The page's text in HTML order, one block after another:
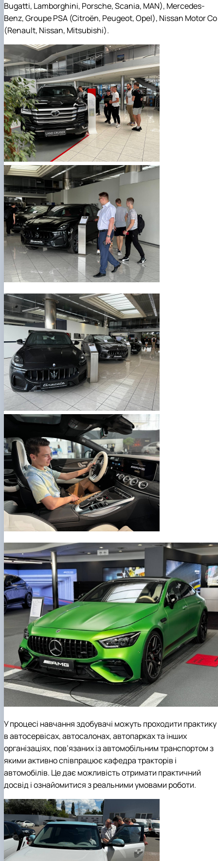
Bugatti, Lamborghini, Porsche, Scania, MAN), Mercedes-
Benz, Groupe PSA (Citroën, Peugeot, Opel), Nissan Motor Co
(Renault, Nissan, Mitsubishi).
У процесі навчання здобувачі можуть проходити практику
в автосервісах, автосалонах, автопарках та інших
організаціях, пов’язаних із автомобільним транспортом з
якими активно співпрацює кафедра тракторів і
автомобілів. Це дає можливість отримати практичний
досвід і ознайомитися з реальними умовами роботи.